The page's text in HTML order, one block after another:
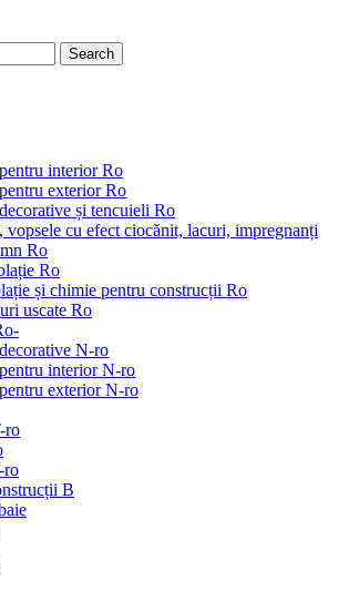
Search
interior Ro
exterior Ro
și tencuieli Ro
vopsele cu efect ciocănit, lacuri, impregnanți
Ro
Ro
și chimie pentru construcții Ro
uscate Ro
N-ro
interior N-ro
exterior N-ro
ro
ro
B